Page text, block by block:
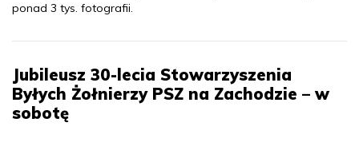
ponad 3 tys. fotografii.
Jubileusz 30-lecia Stowarzyszenia
Byłych Żołnierzy PSZ na Zachodzie – w
sobotę